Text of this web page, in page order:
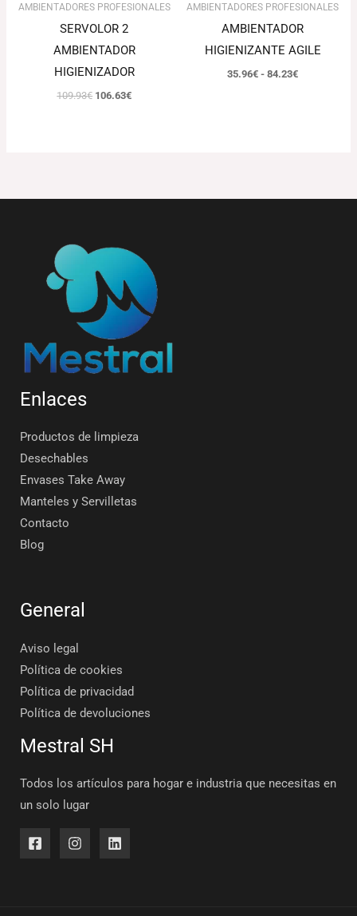
AMBIENTADORES PROFESIONALES
SERVOLOR 2
AMBIENTADOR
HIGIENIZADOR
109.93€ 106.63€
AMBIENTADORES PROFESIONALES
AMBIENTADOR
HIGIENIZANTE AGILE
35.96€ - 84.23€
Enlaces
Productos de limpieza
Desechables
Envases Take Away
Manteles y Servilletas
Contacto
Blog
General
Aviso legal
Política de cookies
Política de privacidad
Política de devoluciones
Mestral SH
Todos los artículos para hogar e industria que necesitas en
un solo lugar